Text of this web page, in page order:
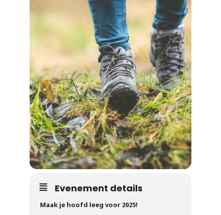
Evenement details
Maak je hoofd leeg voor 2025!